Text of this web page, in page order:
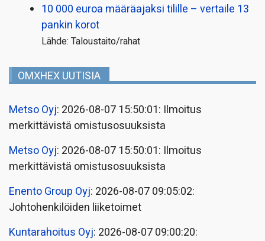
10 000 euroa määräajaksi tilille – vertaile 13
pankin korot
Lähde: Taloustaito/rahat
OMXHEX UUTISIA
Metso Oyj: 2026-08-07 15:50:01: Ilmoitus
merkittävistä omistusosuuksista
Metso Oyj: 2026-08-07 15:50:01: Ilmoitus
merkittävistä omistusosuuksista
Enento Group Oyj: 2026-08-07 09:05:02:
Johtohenkilöiden liiketoimet
Kuntarahoitus Oyj: 2026-08-07 09:00:20: